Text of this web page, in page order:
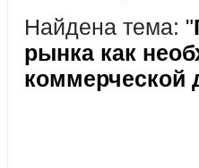
Найдена тема: "
рынка как
коммерческой